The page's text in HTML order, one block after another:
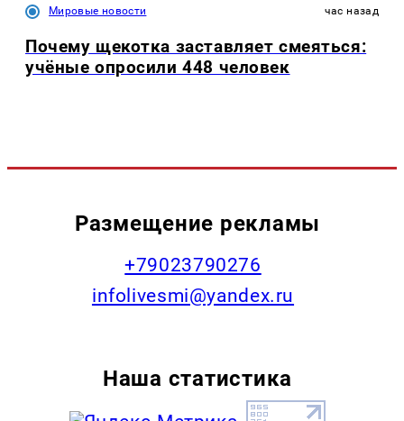
Мировые новости час назад
Почему щекотка заставляет смеяться:
учёные опросили 448 человек
Размещение рекламы
+79023790276
infolivesmi@yandex.ru
Наша статистика